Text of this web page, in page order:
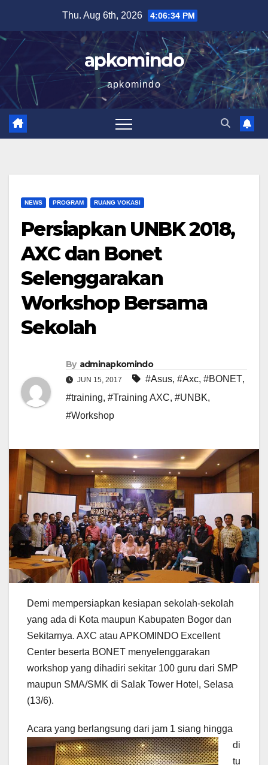
content
Thu. Aug 6th, 2026 4:06:35 PM
apkomindo
apkomindo
NEWS PROGRAM RUANG VOKASI
Persiapkan UNBK 2018,
AXC dan Bonet
Selenggarakan
Workshop Bersama
Sekolah
By adminapkomindo
JUN 15, 2017 #Asus, #Axc, #BONET,
#training, #Training AXC, #UNBK,
#Workshop
Demi mempersiapkan kesiapan sekolah-sekolah
yang ada di Kota maupun Kabupaten Bogor dan
Sekitarnya. AXC atau APKOMINDO Excellent
Center beserta BONET menyelenggarakan
workshop yang dihadiri sekitar 100 guru dari SMP
maupun SMA/SMK di Salak Tower Hotel, Selasa
(13/6).
Acara yang berlangsung dari jam 1 siang hingga
di
tu